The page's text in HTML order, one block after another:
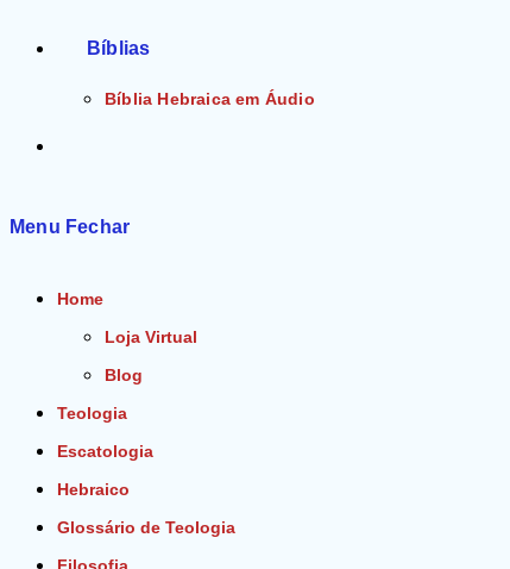
Bíblias
Bíblia Hebraica em Áudio
Menu Fechar
Home
Loja Virtual
Blog
Teologia
Escatologia
Hebraico
Glossário de Teologia